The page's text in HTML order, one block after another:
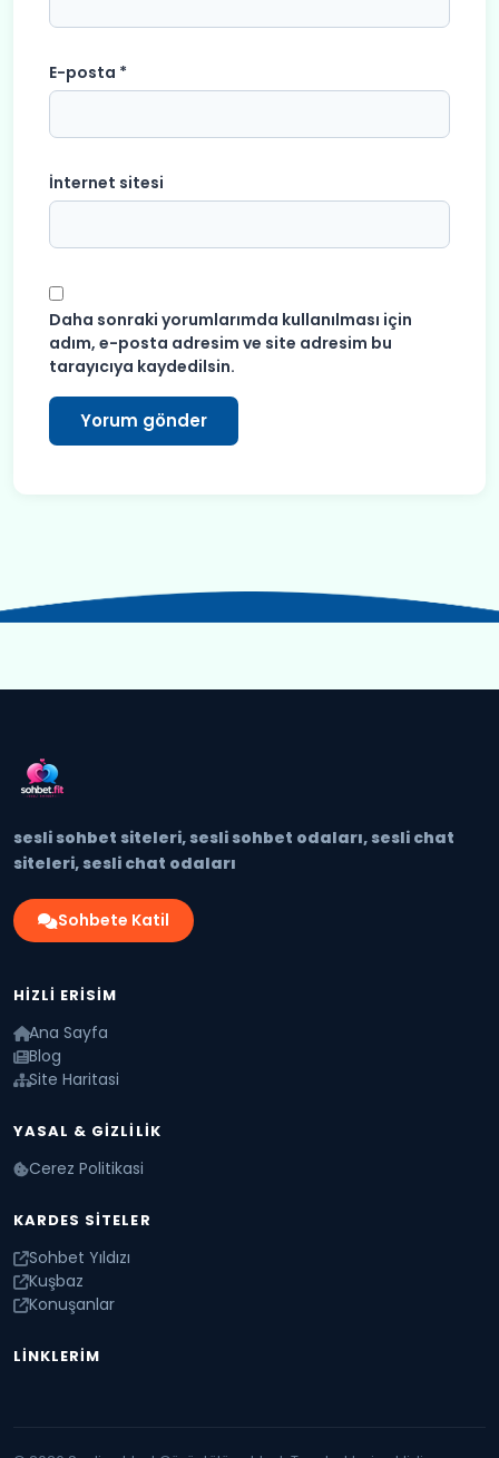
E-posta *
İnternet sitesi
Daha sonraki yorumlarımda kullanılması için
adım, e-posta adresim ve site adresim bu
tarayıcıya kaydedilsin.
sesli sohbet siteleri, sesli sohbet odaları, sesli chat
siteleri, sesli chat odaları
Sohbete Katil
HIZLI ERISIM
Ana Sayfa
Blog
Site Haritasi
YASAL & GIZLILIK
Cerez Politikasi
KARDES SITELER
Sohbet Yıldızı
Kuşbaz
Konuşanlar
LINKLERIM